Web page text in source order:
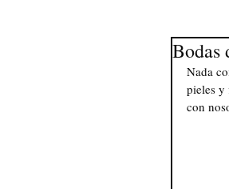
Bodas
Nada
pieles y
con